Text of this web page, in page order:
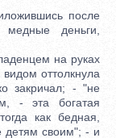
после
деньги,
на руках
оттолкнула
закричал; - "не
- эта богатая
как бедная,
детям своим"; - и